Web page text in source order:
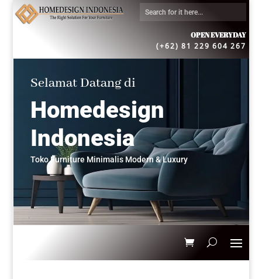
OPEN EVERYDAY
(+62) 81 229 604 267
Selamat Datang di
Homedesign
Indonesia
Toko Furniture Minimalis Modern & Luxury